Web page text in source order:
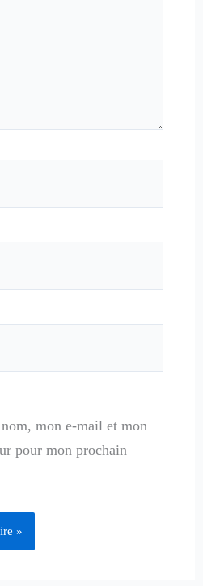
mon e-mail et mon
pour mon prochain